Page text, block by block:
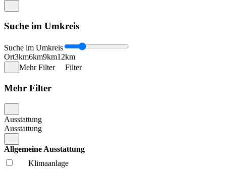
Suche im Umkreis
Suche im Umkreis
Ort3km6km9km12km
Mehr Filter
Filter
Mehr Filter
Ausstattung
Ausstattung
Allgemeine Ausstattung
Klima­anlage